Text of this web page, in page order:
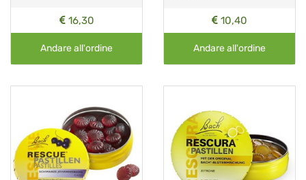
16,30
Andare all'ordine
10,40
Andare all'ordine